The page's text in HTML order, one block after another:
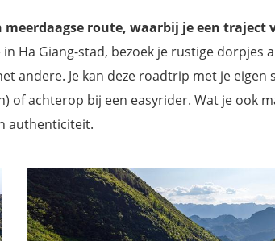
meerdaagse route, waarbij je een traject
Ha Giang-stad, bezoek je rustige dorpjes
andere. Je kan deze roadtrip met je
of achterop bij een easyrider. Wat je ook
authenticiteit.